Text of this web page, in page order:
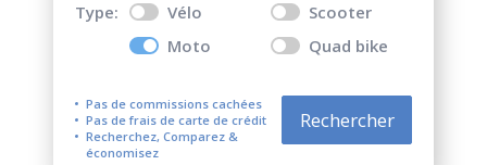
Type: Vélo
Scooter
Moto
Quad bike
Pas de commissions cachées
Pas de frais de carte de crédit
Recherchez, Comparez &
économisez
Rechercher